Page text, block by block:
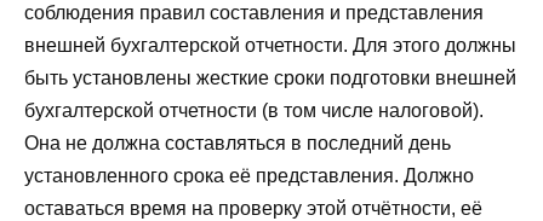
соблюдения правил составления и представления
внешней бухгалтерской отчетности. Для этого должны
быть установлены жесткие сроки подготовки внешней
бухгалтерской отчетности (в том числе налоговой).
Она не должна составляться в последний день
установленного срока её представления. Должно
оставаться время на проверку этой отчётности, её